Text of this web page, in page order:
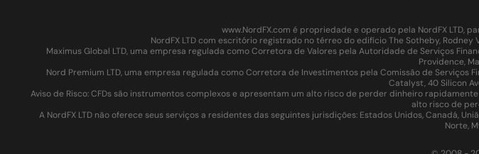
www.NordFX.com é propriedade e operado pela NordFX LTD,
NordFX LTD com escritório registrado no térreo do edifício The Sotheby,
Maximus Global LTD, uma empresa regulada como Corretora de Valores pela Autoridade de Serviços
Providence,
Nord Premium LTD, uma empresa regulada como Corretora de Investimentos pela Comissão de Serviços
Catalyst, 40 Silicon
Aviso de Risco: CFDs são instrumentos complexos e apresentam um alto risco de perder dinheiro
alto risco de
A NordFX LTD não oferece seus serviços a residentes das seguintes jurisdições: Estados Unidos, Canadá,
Norte,